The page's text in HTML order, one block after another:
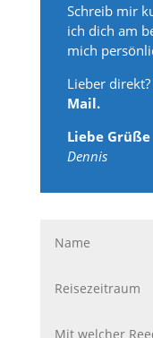
Schreib mir
ich dich am
mich
Lieber
Mail.
Liebe Grüße
Dennis